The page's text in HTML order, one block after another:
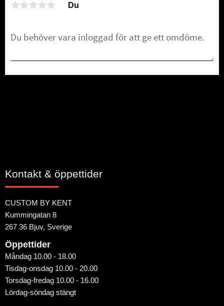
Du
Kontakt & öppettider
CUSTOM BY KENT
Kummingatan 8
267 36 Bjuv, Sverige
Öppettider
Måndag 10.00 - 18.00
Tisdag-onsdag 10.00 - 20.00
Torsdag-fredag 10.00 - 16.00
Lördag-söndag stängt